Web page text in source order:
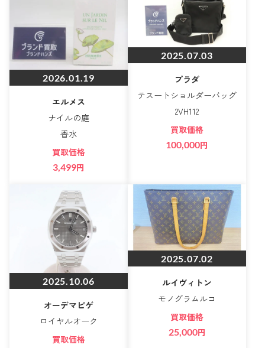
2026.01.19
エルメス
ナイルの庭
香水
買取価格
3,499円
2025.07.03
プラダ
テスートショルダーバッグ
2VH112
買取価格
100,000円
2025.10.06
オーデマピゲ
ロイヤルオーク
買取価格
2025.07.02
ルイヴィトン
モノグラムルコ
買取価格
25,000円